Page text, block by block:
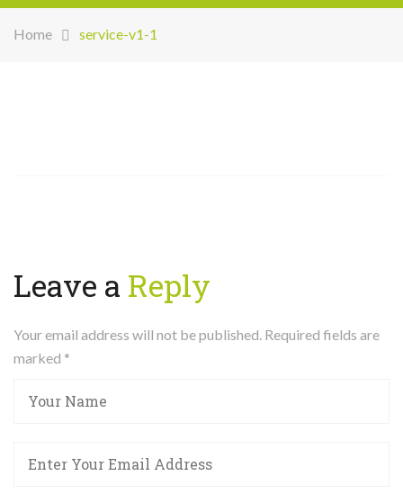
Home service-v1-1
Leave a Reply
Your email address will not be published. Required fields are
marked *